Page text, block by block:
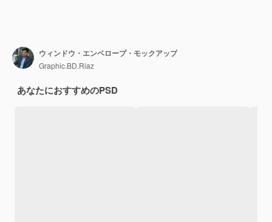
ウィンドウ・エンベロープ・モックアップ
Graphic.BD.Riaz
あなたにおすすめのPSD